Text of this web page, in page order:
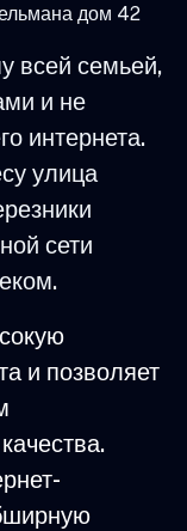
дом 42
всей семьей,
и не
интернета.
улица
сети
и позволяет